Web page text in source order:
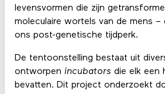
levensvormen die zijn
moleculaire wortels van de mens –
ons post-genetische tijdperk.
De tentoonstelling bestaat uit
ontworpen incubators die elk een
bevatten. Dit project onderzoekt